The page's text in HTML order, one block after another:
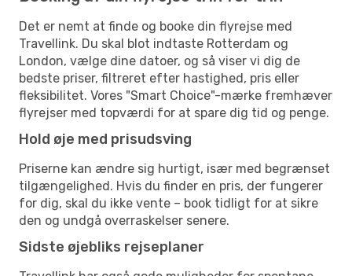
Det er nemt at finde og booke din flyrejse med
Travellink. Du skal blot indtaste Rotterdam og
London, vælge dine datoer, og så viser vi dig de
bedste priser, filtreret efter hastighed, pris eller
fleksibilitet. Vores "Smart Choice"-mærke fremhæver
flyrejser med topværdi for at spare dig tid og penge.
Hold øje med prisudsving
Priserne kan ændre sig hurtigt, især med begrænset
tilgængelighed. Hvis du finder en pris, der fungerer
for dig, skal du ikke vente – book tidligt for at sikre
den og undgå overraskelser senere.
Sidste øjebliks rejseplaner